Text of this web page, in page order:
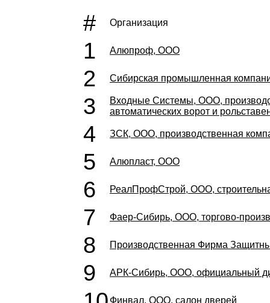
#
Организация
1 Алюпроф, ООО
2 Сибирская промышленная
3
Входные Системы, ООО,
автоматических ворот и
4 ЗСК, ООО, производственная
5 Алюпласт, ООО
6 РеалПрофСтрой, ООО,
7 Фаер-Сибирь, ООО, торгово-
8 Производственная Фирма
9 АРК-Сибирь, ООО, официальный
Финвал, ООО, салон дверей